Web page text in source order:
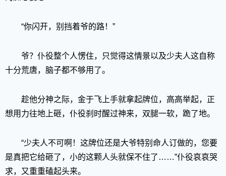
“你闪开，别挡着爷的路！”
爷？仆役整个人愣住，只觉得这情景以及少夫人这自称
十分荒唐，脑子都不够用了。
趁他分神之际，金于飞上手就拿起牌位，高高举起，正
想用力往地上砸，仆役刹时醒过神来，双腿一软，跪了地。
“少夫人不可啊！这牌位还是大爷特别命人订做的，您要
是真把它给砸了，小的这颗人头就保不住了……”仆役哀哀哭
求，又重重磕起头来。